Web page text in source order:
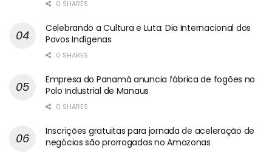
0 SHARES
Celebrando a Cultura e Luta: Dia Internacional dos
Povos Indígenas
0 SHARES
Empresa do Panamá anuncia fábrica de fogões no
Polo Industrial de Manaus
0 SHARES
Inscrições gratuitas para jornada de aceleração de
negócios são prorrogadas no Amazonas